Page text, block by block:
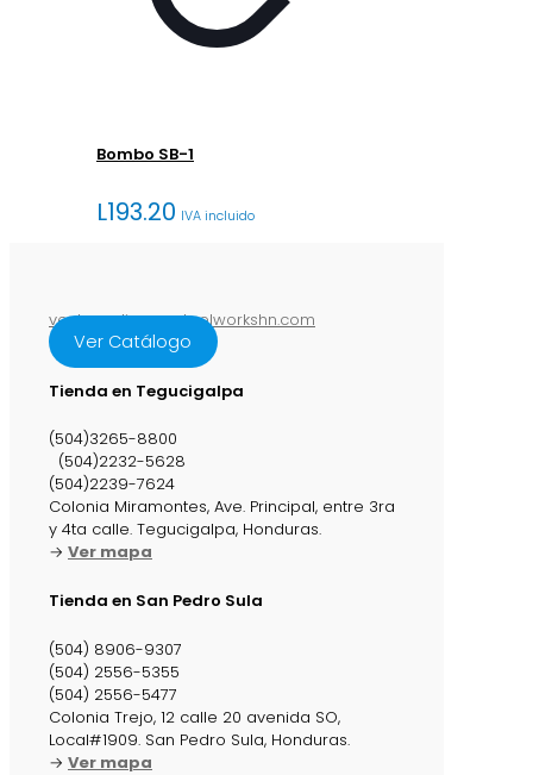
Bombo SB-1
L193.20 IVA incluido
ventasenlinea@steelworkshn.com
Ver Catálogo
Tienda en Tegucigalpa
(504)3265-8800
(504)2232-5628
(504)2239-7624
Colonia Miramontes, Ave. Principal, entre 3ra
y 4ta calle. Tegucigalpa, Honduras.
→ Ver mapa
Tienda en San Pedro Sula
(504) 8906-9307
(504) 2556-5355
(504) 2556-5477
Colonia Trejo, 12 calle 20 avenida SO,
Local#1909. San Pedro Sula, Honduras.
→ Ver mapa